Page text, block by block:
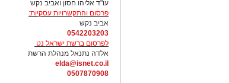
עו"ד אליהו חסון ואביב נקש
פרסום והתקשרויות עסקיות:
אביב נקש
0542203203
לפרסום ברשת ישראל נט
אלדה נתנאל מנהלת הרשת
elda@isnet.co.il
0507870908